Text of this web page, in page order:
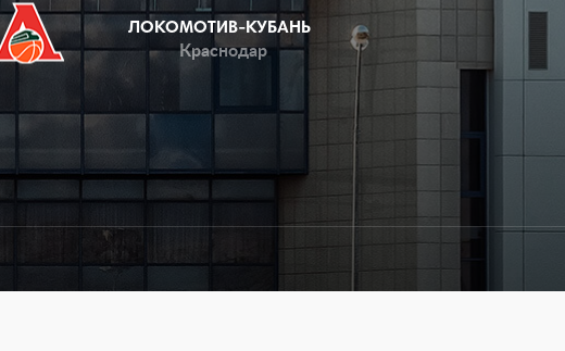
ЛОКОМОТИВ-КУБАНЬ
Краснодар